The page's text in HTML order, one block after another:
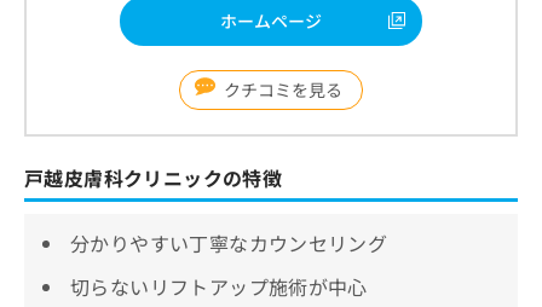
ホームページ
クチコミを見る
戸越皮膚科クリニックの特徴
分かりやすい丁寧なカウンセリング
切らないリフトアップ施術が中心